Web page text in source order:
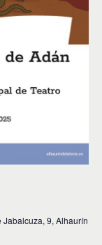
Jabalcuza, 9, Alhaurín